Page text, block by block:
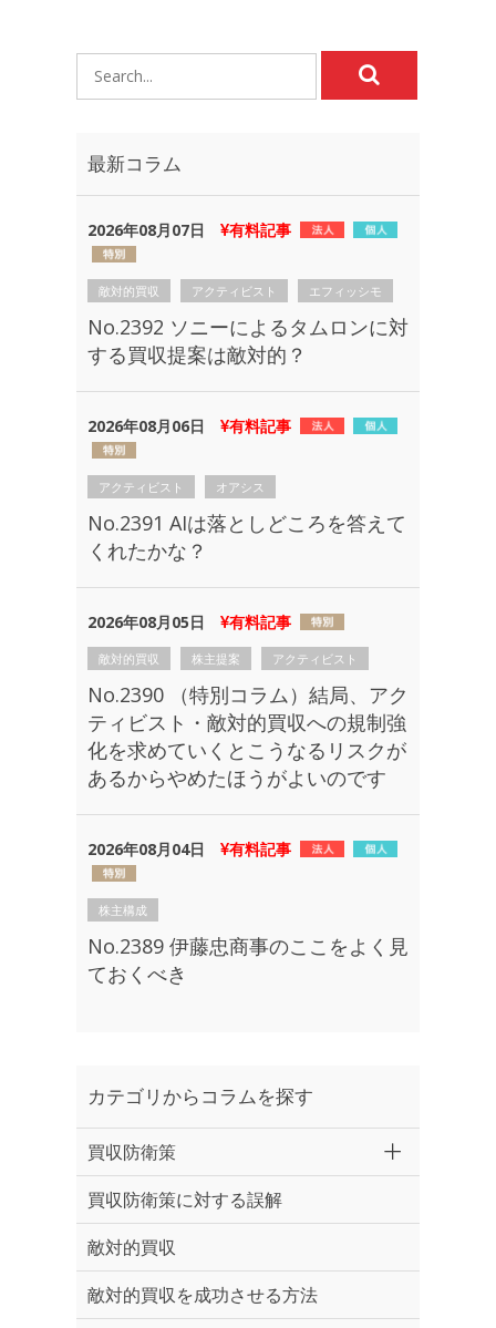
最新コラム
2026年08月07日 有料記事
敵対的買収 アクティビスト エフィッシモ
No.2392 ソニーによるタムロンに対
する買収提案は敵対的？
2026年08月06日 有料記事
アクティビスト オアシス
No.2391 AIは落としどころを答えて
くれたかな？
2026年08月05日 有料記事
敵対的買収 株主提案 アクティビスト
No.2390 （特別コラム）結局、アク
ティビスト・敵対的買収への規制強
化を求めていくとこうなるリスクが
あるからやめたほうがよいのです
2026年08月04日 有料記事
株主構成
No.2389 伊藤忠商事のここをよく見
ておくべき
カテゴリからコラムを探す
買収防衛策
買収防衛策に対する誤解
敵対的買収
敵対的買収を成功させる方法